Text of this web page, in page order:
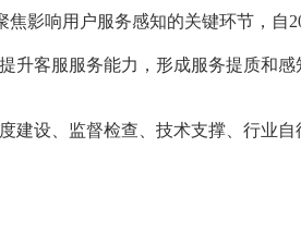
响用户服务感知的关键环节，自
客服服务能力，形成服务提质和感
、监督检查、技术支撑、行业自